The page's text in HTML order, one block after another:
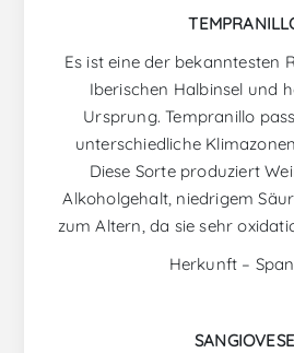
Es ist eine der bekanntesten
Iberischen Halbinsel und
Ursprung. Tempranillo
unterschiedliche
Diese Sorte produziert
Alkoholgehalt, niedrigem
zum Altern, da sie sehr
Herkunft –
SANGIOVESE